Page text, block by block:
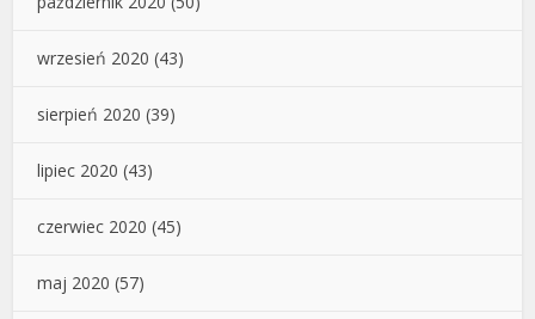
wrzesień 2020 (43)
sierpień 2020 (39)
lipiec 2020 (43)
czerwiec 2020 (45)
maj 2020 (57)